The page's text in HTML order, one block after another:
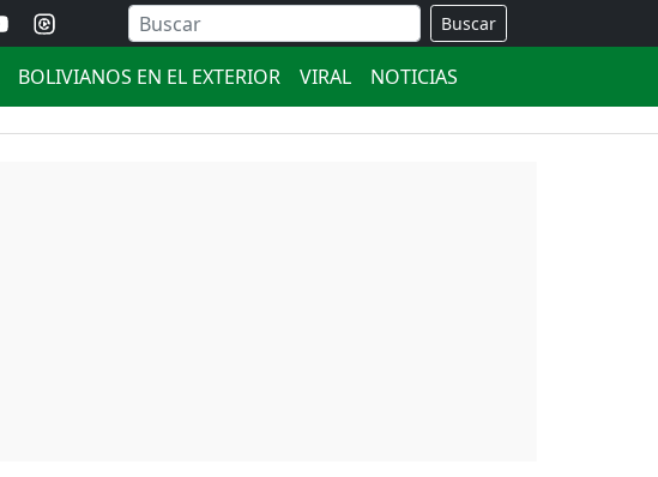
Buscar
BOLIVIANOS EN EL EXTERIOR VIRAL NOTICIAS